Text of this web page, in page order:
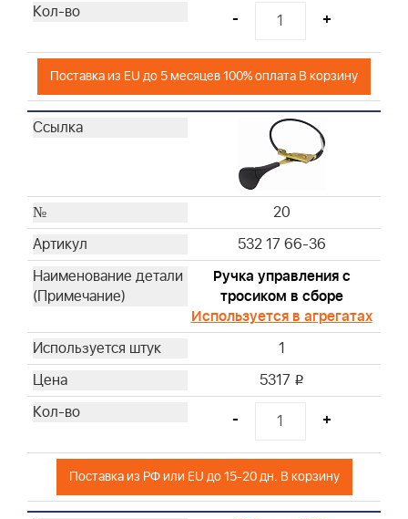
- +
Поставка из EU до 5 месяцев 100% оплата В корзину
20
532 17 66-36
Ручка управления с
тросиком в сборе
Используется в агрегатах
1
5317 i
- +
Поставка из РФ или EU до 15-20 дн. В корзину